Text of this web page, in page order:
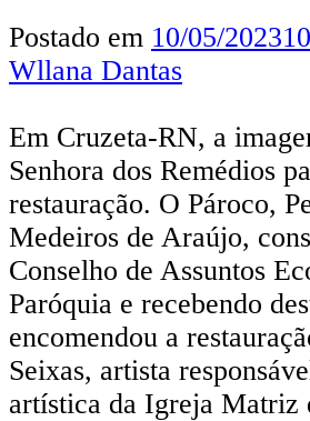
Postado em 10/05/2023
Wllana Dantas
Em Cruzeta-RN, a
Senhora dos Remédios
restauração. O Pároco,
Medeiros de Araújo,
Conselho de Assuntos
Paróquia e recebendo
encomendou a
Seixas, artista
artística da Igreja Matriz